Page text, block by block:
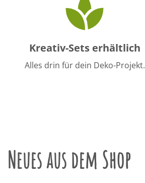
Kreativ-Sets erhältlich
Alles drin für dein Deko-Projekt.
Neues aus dem Shop